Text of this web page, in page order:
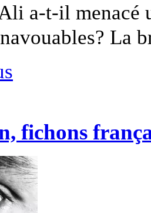
a-t-il menacé
La
fichons